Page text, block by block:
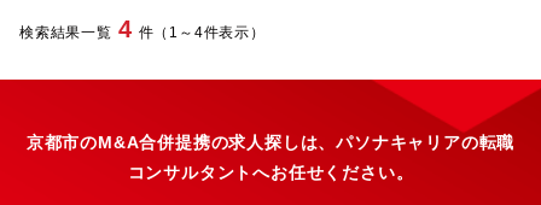
み＞ ※以下についても現地とのコミュニケーションをしながら
必要な取り組みを考えていただくことが可能です。・グローバル
軸での最適化や効率化※プロジェクトベースでプロジェクトメン
バーのマネジメントも一部行うことを予定していますが、基本的
にはプレイングマネージャーとして各国のHRと連携、リードしな
がら業務を推進していただきます。※レポートライン：Report to
CHRO/人事部長 ※社長に直接報告することもございます。※関
検索結果一覧 4 件（1～4件表示）
京都市のM&A合併提携の求人探しは、パソナキャリアの転職
コンサルタントへお任せください。